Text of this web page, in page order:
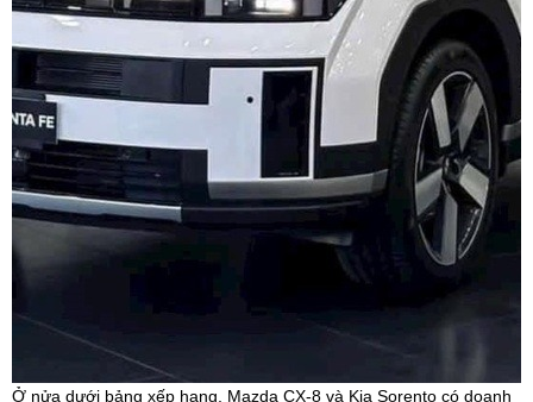
Ở nửa dưới bảng xếp hạng, Mazda CX-8 và Kia Sorento có doanh